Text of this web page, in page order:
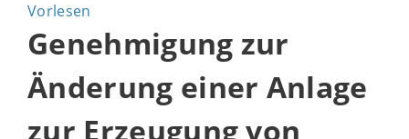
Vorlesen
Genehmigung zur
Änderung einer Anlage
zur Erzeugung von